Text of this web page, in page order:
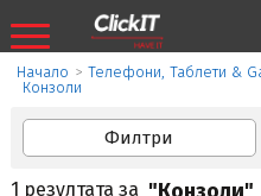
Начало > Телефони, Таблети &
Конзоли
Филтри
1 резултата за